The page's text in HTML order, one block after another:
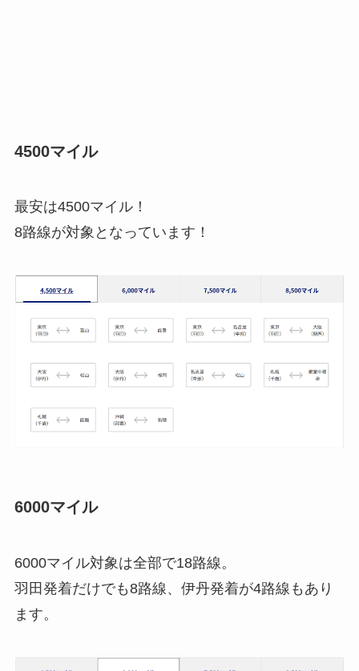
4500マイル
最安は4500マイル！
8路線が対象となっています！
6000マイル
6000マイル対象は全部で18路線。
羽田発着だけでも8路線、伊丹発着が4路線もあり
ます。